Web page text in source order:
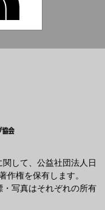
して、公益社団法人日
権を保有します。
写真はそれぞれの所有